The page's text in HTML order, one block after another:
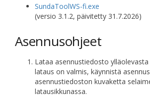
SundaToolWS-fi.exe
(versio 3.1.2, päivitetty 31.7.2026)
Asennusohjeet
Lataa asennustiedosto ylläolevasta
lataus on valmis, käynnistä
asennustiedoston kuvaketta
latausikkunassa.